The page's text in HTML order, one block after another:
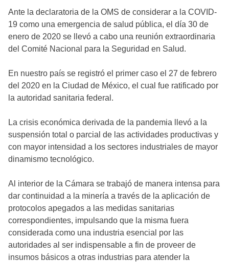
Ante la declaratoria de la OMS de considerar a la COVID-
19 como una emergencia de salud pública, el día 30 de
enero de 2020 se llevó a cabo una reunión extraordinaria
del Comité Nacional para la Seguridad en Salud.
En nuestro país se registró el primer caso el 27 de febrero
del 2020 en la Ciudad de México, el cual fue ratificado por
la autoridad sanitaria federal.
La crisis económica derivada de la pandemia llevó a la
suspensión total o parcial de las actividades productivas y
con mayor intensidad a los sectores industriales de mayor
dinamismo tecnológico.
Al interior de la Cámara se trabajó de manera intensa para
dar continuidad a la minería a través de la aplicación de
protocolos apegados a las medidas sanitarias
correspondientes, impulsando que la misma fuera
considerada como una industria esencial por las
autoridades al ser indispensable a fin de proveer de
insumos básicos a otras industrias para atender la